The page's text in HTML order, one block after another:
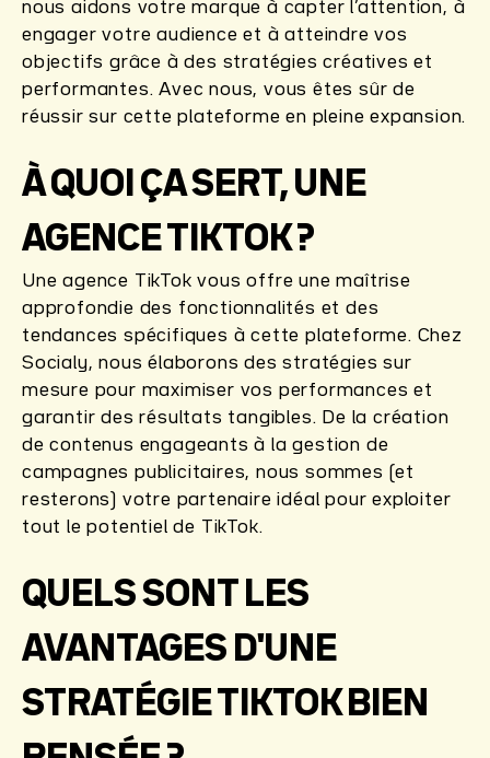
nous aidons votre marque à capter l’attention, à
engager votre audience et à atteindre vos
objectifs grâce à des stratégies créatives et
performantes. Avec nous, vous êtes sûr de
réussir sur cette plateforme en pleine expansion.
À QUOI ÇA SERT, UNE
AGENCE TIKTOK ?
Une agence TikTok vous offre une maîtrise
approfondie des fonctionnalités et des
tendances spécifiques à cette plateforme. Chez
Socialy, nous élaborons des stratégies sur
mesure pour maximiser vos performances et
garantir des résultats tangibles. De la création
de contenus engageants à la gestion de
campagnes publicitaires, nous sommes (et
resterons) votre partenaire idéal pour exploiter
tout le potentiel de TikTok.
QUELS SONT LES
AVANTAGES D'UNE
STRATÉGIE TIKTOK BIEN